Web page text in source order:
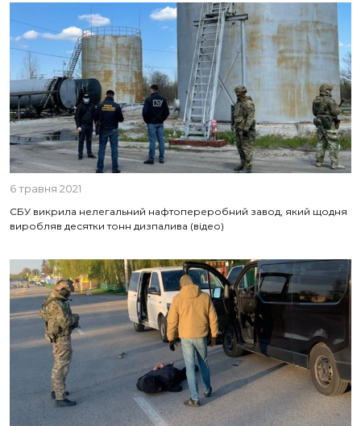
6 травня 2021
СБУ викрила нелегальний нафтопереробний завод, який щодня
виробляв десятки тонн дизпалива (відео)